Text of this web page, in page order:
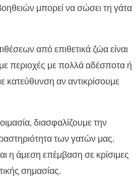
μπορεί να σώσει τη γάτα
από επιθετικά ζώα είναι
περιοχές με πολλά αδέσποτα ή
κατεύθυνση αν αντικρίσουμε
διασφαλίζουμε την
των γατών μας.
η άμεση επέμβαση σε κρίσιμες
σημασίας.